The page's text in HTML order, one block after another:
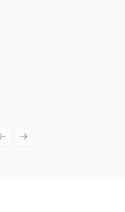
Previous slide
Next slide